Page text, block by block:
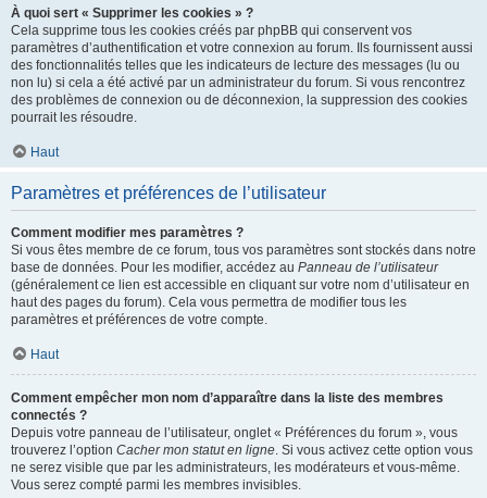
À quoi sert « Supprimer les cookies » ?
Cela supprime tous les cookies créés par phpBB qui conservent vos
paramètres d’authentification et votre connexion au forum. Ils fournissent aussi
des fonctionnalités telles que les indicateurs de lecture des messages (lu ou
non lu) si cela a été activé par un administrateur du forum. Si vous rencontrez
des problèmes de connexion ou de déconnexion, la suppression des cookies
pourrait les résoudre.
Haut
Paramètres et préférences de l’utilisateur
Comment modifier mes paramètres ?
Si vous êtes membre de ce forum, tous vos paramètres sont stockés dans notre
base de données. Pour les modifier, accédez au Panneau de l’utilisateur
(généralement ce lien est accessible en cliquant sur votre nom d’utilisateur en
haut des pages du forum). Cela vous permettra de modifier tous les
paramètres et préférences de votre compte.
Haut
Comment empêcher mon nom d’apparaître dans la liste des membres
connectés ?
Depuis votre panneau de l’utilisateur, onglet « Préférences du forum », vous
trouverez l’option Cacher mon statut en ligne. Si vous activez cette option vous
ne serez visible que par les administrateurs, les modérateurs et vous-même.
Vous serez compté parmi les membres invisibles.